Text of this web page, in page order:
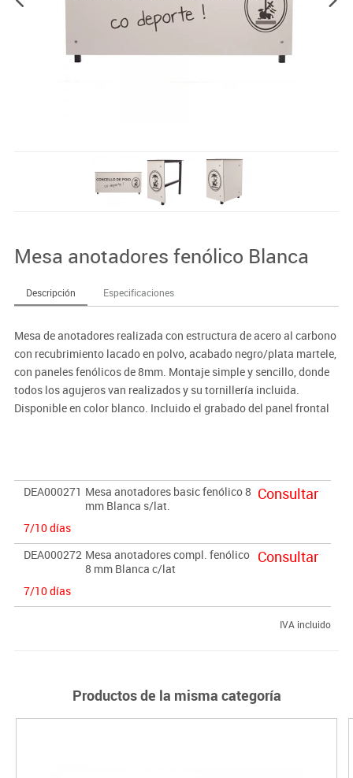
Mesa anotadores fenólico Blanca
Descripción Especificaciones
Mesa de anotadores realizada con estructura de acero al carbono
con recubrimiento lacado en polvo, acabado negro/plata martele,
con paneles fenólicos de 8mm. Montaje simple y sencillo, donde
todos los agujeros van realizados y su tornillería incluida.
Disponible en color blanco. Incluido el grabado del panel frontal
alto).
DEA000271 Mesa anotadores basic fenólico 8
mm Blanca s/lat.
7/10 días
Consultar
DEA000272 Mesa anotadores compl. fenólico
8 mm Blanca c/lat
7/10 días
Consultar
IVA incluido
Productos de la misma categoría